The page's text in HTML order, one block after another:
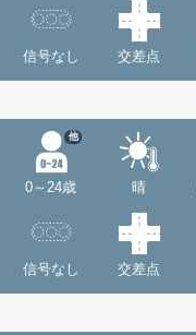
信号なし 交差点
0～24歳
他
晴
信号なし 交差点